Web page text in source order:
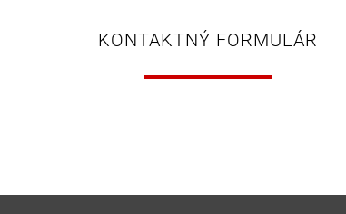
KONTAKTNÝ FORMULÁR